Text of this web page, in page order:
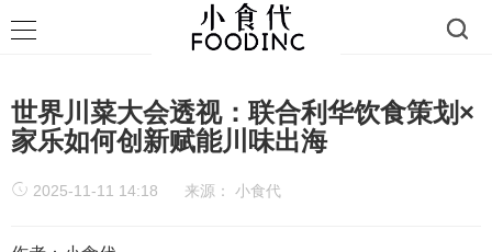
世界川菜大会透视：联合利华饮食策划×
家乐如何创新赋能川味出海
2025-11-11 14:18 来源： 小食代